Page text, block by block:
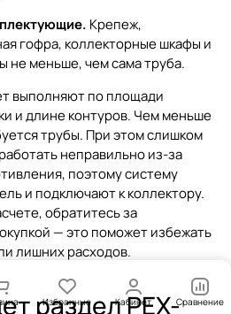
Крепеж,
гофра, коллекторные шкафы и
не меньше, чем сама труба.
выполняют по площади
и длине контуров. Чем меньше
трубы. При этом слишком
неправильно из-за
поэтому систему
и подключают к коллектору.
обратитесь за
— это поможет избежать
лишних расходов.
раздел PEX-
Избранные Кабинет Сравнение